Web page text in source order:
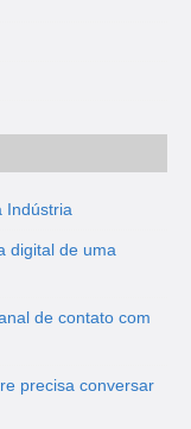
Indústria
digital de uma
de contato com
precisa conversar